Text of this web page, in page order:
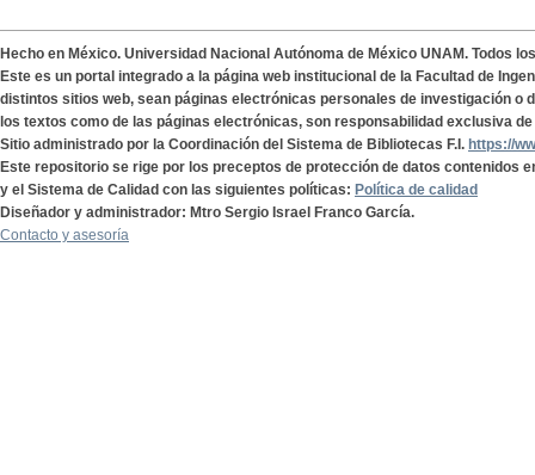
Hecho en México. Universidad Nacional Autónoma de México UNAM. Todos
Este es un portal integrado a la página web institucional de la Facultad de
distintos sitios web, sean páginas electrónicas personales de investigación o
los textos como de las páginas electrónicas, son responsabilidad exclusiva
Sitio administrado por la Coordinación del Sistema de Bibliotecas F.I. https://
Este repositorio se rige por los preceptos de protección de datos contenidos
y el Sistema de Calidad con las siguientes políticas: Política de calidad
Diseñador y administrador: Mtro Sergio Israel Franco García.
Contacto y asesoría